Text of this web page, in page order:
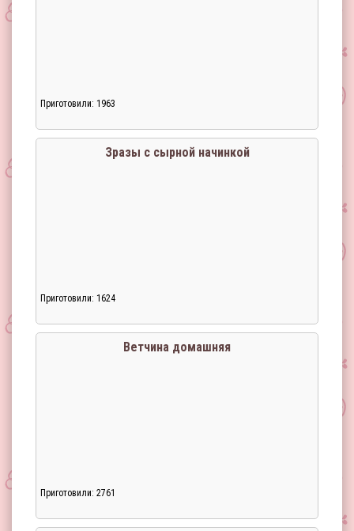
Приготовили: 1963
Зразы с сырной начинкой
Приготовили: 1624
Ветчина домашняя
Приготовили: 2761